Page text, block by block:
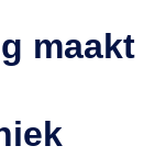
maakt